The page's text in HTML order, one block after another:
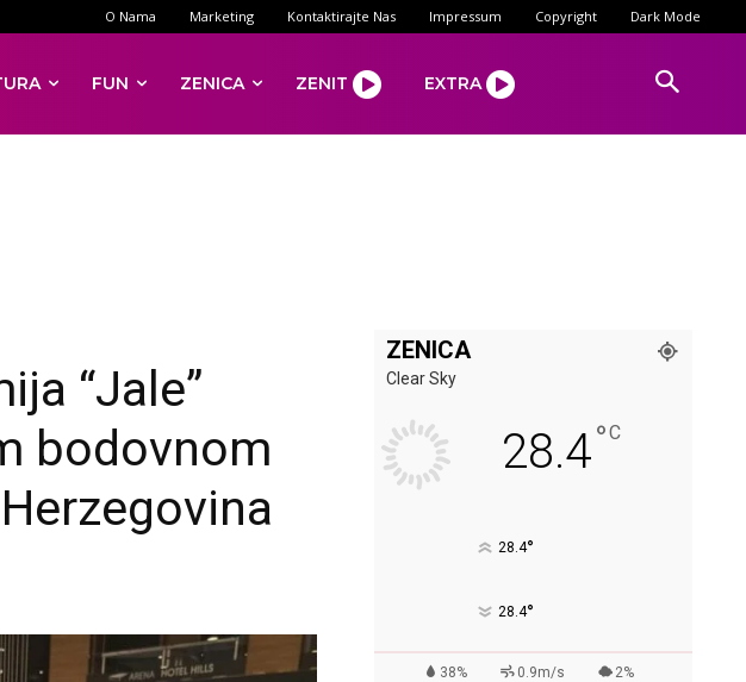
O Nama Marketing Kontaktirajte Nas Impressum Copyright Dark Mode
FUN ZENICA ZENIT EXTRA
“Jale”
bodovnom
ZENICA
Clear Sky
28.4°C
28.4°
28.4°
38% 0.9m/s 2%